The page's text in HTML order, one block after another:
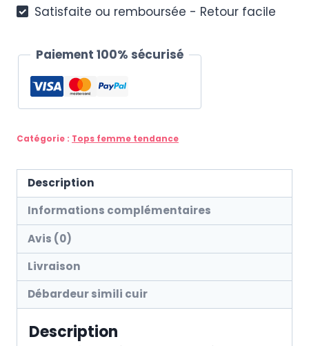
Satisfaite ou remboursée - Retour facile
Paiement 100% sécurisé
Catégorie : Tops femme tendance
Description
Informations complémentaires
Avis (0)
Livraison
Débardeur simili cuir
Description